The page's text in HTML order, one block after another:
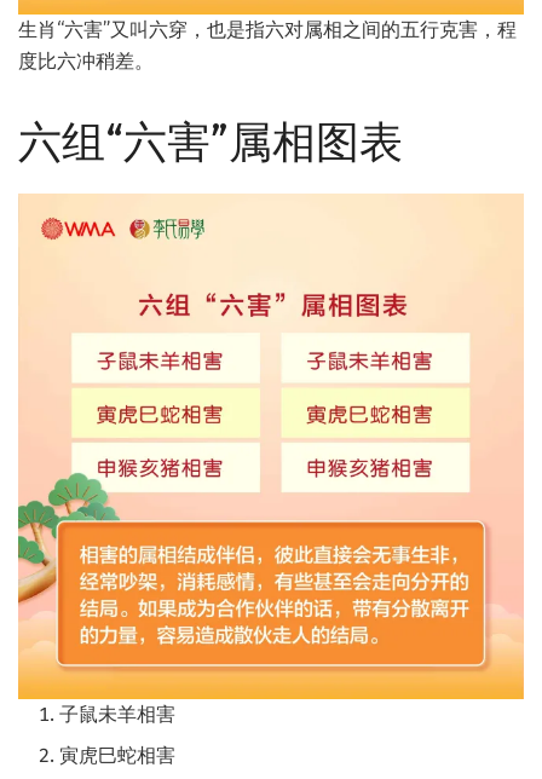
生肖“六害”又叫六穿，也是指六对属相之间的五行克害，程
度比六冲稍差。
六组“六害”属相图表
子鼠未羊相害
寅虎巳蛇相害